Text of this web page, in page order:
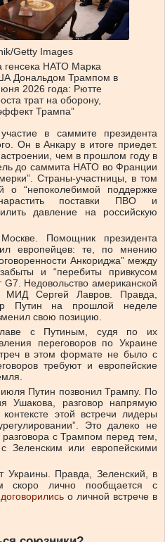
Getty Images
генсека НАТО Марка
Дональдом Трампом в
2026 года: Рютте
трат на оборону,
Трампа”
в саммите президента
Он в Анкару в итоге приедет.
чем в прошлом году в
до саммита НАТО во Франции
Страны-участницы, в том
“непоколебимой поддержке
поставки ПВО и
давление на российскую
Помощник президента
европейцев: те, по мнению
Анкориджа” между
и “перебиты привкусом
Недовольство американской
МИД Сергей Лавров. Правда,
Путин на прошлой неделе
свою позицию.
с Путиным, судя по их
переговоров по Украине
в этом формате не было с
требуют и европейские
Путин позвонил Трампу. По
Ушакова, разговор напрямую
этой встречи лидеры
Это далеко не
с Трампом перед тем,
Зеленским или европейскими
Украины. Правда, Зеленский, в
скоро лично пообщается с
договорилисьо личной встрече в